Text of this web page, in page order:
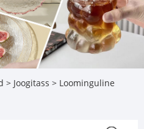
> Joogitass > Loominguline